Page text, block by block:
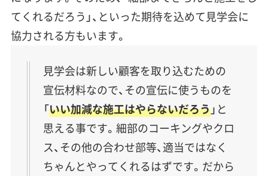
てくれるだろう」、といった期待を込めて見学会に
協力される方もいます。
見学会は新しい顧客を取り込むための
宣伝材料なので、その宣伝に使うものを
「いい加減な施工はやらないだろう」と
思える事です。細部のコーキングやクロ
ス、その他の合わせ部等、適当ではなく
ちゃんとやってくれるはずです。だから